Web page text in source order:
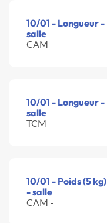
10/01 - Longueur -
salle
CAM -
10/01 - Longueur -
salle
TCM -
10/01 - Poids (5 kg)
- salle
CAM -